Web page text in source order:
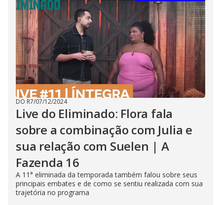
DO R7/07/12/2024
Live do Eliminado: Flora fala
sobre a combinação com Julia e
sua relação com Suelen | A
Fazenda 16
A 11° eliminada da temporada também falou sobre seus
principais embates e de como se sentiu realizada com sua
trajetória no programa